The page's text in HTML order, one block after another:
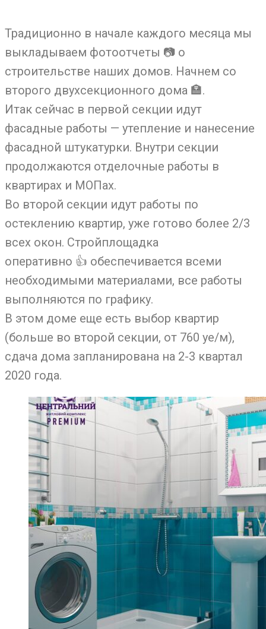
Традиционно в начале каждого месяца мы
выкладываем фотоотчеты 📷 о
строительстве наших домов. Начнем со
второго двухсекционного дома 🏣.
Итак сейчас в первой секции идут
фасадные работы — утепление и нанесение
фасадной штукатурки. Внутри секции
продолжаются отделочные работы в
квартирах и МОПах.
Во второй секции идут работы по
остеклению квартир, уже готово более 2/3
всех окон. Стройплощадка
оперативно 👍 обеспечивается всеми
необходимыми материалами, все работы
выполняются по графику.
В этом доме еще есть выбор квартир
(больше во второй секции, от 760 уе/м),
сдача дома запланирована на 2-3 квартал
2020 года.